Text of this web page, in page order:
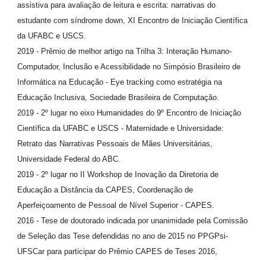
assistiva para avaliação de leitura e escrita: narrativas do
estudante com síndrome down, XI Encontro de Iniciação Científica
da UFABC e USCS.
2019 - Prêmio de melhor artigo na Trilha 3: Interação Humano-
Computador, Inclusão e Acessibilidade no Simpósio Brasileiro de
Informática na Educação - Eye tracking como estratégia na
Educação Inclusiva, Sociedade Brasileira de Computação.
2019 - 2º lugar no eixo Humanidades do 9º Encontro de Iniciação
Científica da UFABC e USCS - Maternidade e Universidade:
Retrato das Narrativas Pessoais de Mães Universitárias,
Universidade Federal do ABC.
2019 - 2º lugar no II Workshop de Inovação da Diretoria de
Educação a Distância da CAPES, Coordenação de
Aperfeiçoamento de Pessoal de Nível Superior - CAPES.
2016 - Tese de doutorado indicada por unanimidade pela Comissão
de Seleção das Tese defendidas no ano de 2015 no PPGPsi-
UFSCar para participar do Prêmio CAPES de Teses 2016,